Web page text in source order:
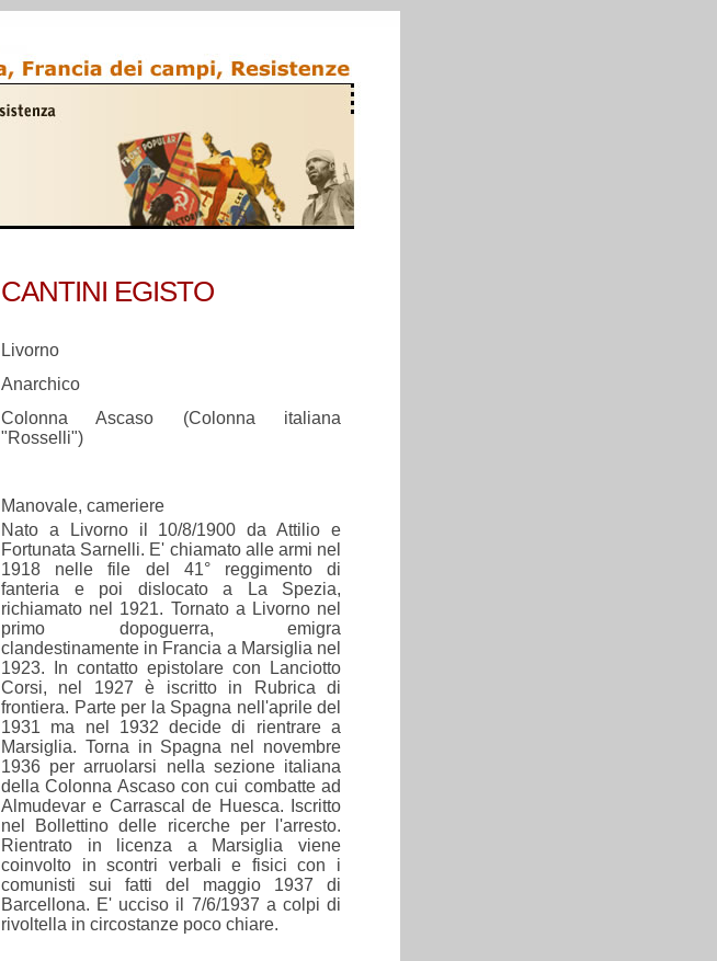
CANTINI EGISTO
Livorno
Anarchico
Colonna Ascaso (Colonna italiana
"Rosselli")
Manovale, cameriere
Nato a Livorno il 10/8/1900 da Attilio e
Fortunata Sarnelli. E' chiamato alle armi nel
1918 nelle file del 41° reggimento di
fanteria e poi dislocato a La Spezia,
richiamato nel 1921. Tornato a Livorno nel
primo dopoguerra, emigra
clandestinamente in Francia a Marsiglia nel
1923. In contatto epistolare con Lanciotto
Corsi, nel 1927 è iscritto in Rubrica di
frontiera. Parte per la Spagna nell'aprile del
1931 ma nel 1932 decide di rientrare a
Marsiglia. Torna in Spagna nel novembre
1936 per arruolarsi nella sezione italiana
della Colonna Ascaso con cui combatte ad
Almudevar e Carrascal de Huesca. Iscritto
nel Bollettino delle ricerche per l'arresto.
Rientrato in licenza a Marsiglia viene
coinvolto in scontri verbali e fisici con i
comunisti sui fatti del maggio 1937 di
Barcellona. E' ucciso il 7/6/1937 a colpi di
rivoltella in circostanze poco chiare.